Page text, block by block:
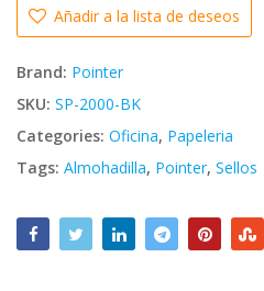
Añadir a la lista de deseos
Brand: Pointer
SKU: SP-2000-BK
Categories: Oficina, Papeleria
Tags: Almohadilla, Pointer, Sellos